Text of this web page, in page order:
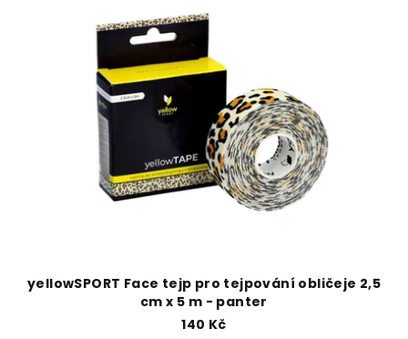
yellowSPORT Face tejp pro tejpování obličeje 2,5
cm x 5 m - panter
140 Kč